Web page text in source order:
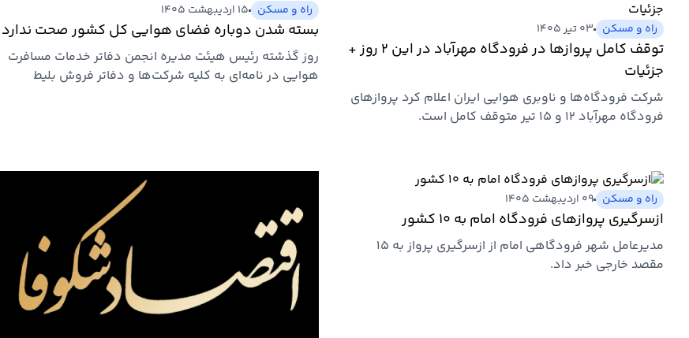
راه و مسکن ۰۳ تیر ۱۴۰۵
توقف کامل پروازها در فرودگاه مهرآباد در این ۲ روز +
جزئیات
شرکت فرودگاه‌ها و ناوبری هوایی ایران اعلام کرد پروازهای
فرودگاه مهرآباد ۱۲ و ۱۵ تیر متوقف کامل است.
راه و مسکن ۱۵ اردیبهشت ۱۴۰۵
بسته شدن دوباره فضای هوایی کل کشور صحت ندارد
روز گذشته رئیس هیئت مدیره انجمن دفاتر خدمات مسافرت
هوایی در نامه‌ای به کلیه شرکت‌ها و دفاتر فروش بلیط
راه و مسکن ۰۹ اردیبهشت ۱۴۰۵
ازسرگیری پروازهای فرودگاه امام به ۱۰ کشور
مدیرعامل شهر فرودگاهی امام از ازسرگیری پرواز به ۱۵
مقصد خارجی خبر داد.